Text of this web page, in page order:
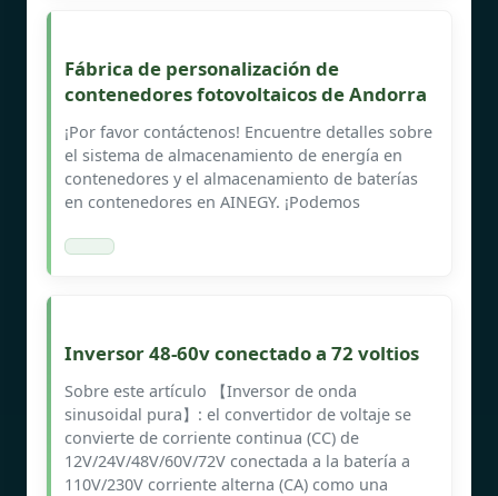
Fábrica de personalización de
contenedores fotovoltaicos de Andorra
¡Por favor contáctenos! Encuentre detalles sobre
el sistema de almacenamiento de energía en
contenedores y el almacenamiento de baterías
en contenedores en AINEGY. ¡Podemos
Inversor 48-60v conectado a 72 voltios
Sobre este artículo 【Inversor de onda
sinusoidal pura】: el convertidor de voltaje se
convierte de corriente continua (CC) de
12V/24V/48V/60V/72V conectada a la batería a
110V/230V corriente alterna (CA) como una